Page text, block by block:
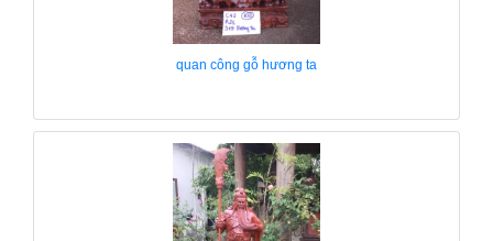
quan công gỗ hương ta